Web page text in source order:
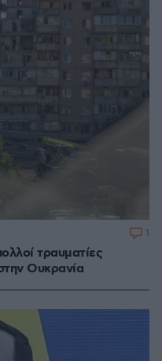
τραυματίες
Ουκρανία
1